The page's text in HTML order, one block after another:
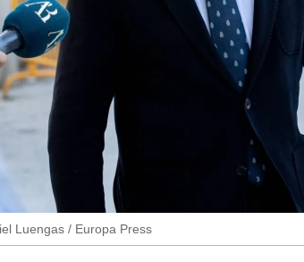
Luengas / Europa Press